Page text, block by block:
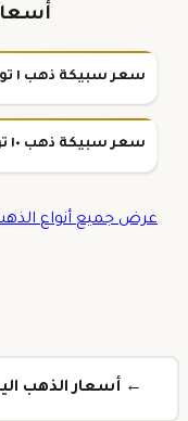
سعر سبيكة ذهب ١ تولة عيار ٢٤
سعر سبيكة ذهب ١٠ تولة عيار ٢٤
عرض جميع أنواع
← أسعار الذهب